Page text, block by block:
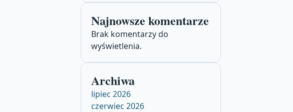
Najnowsze komentarze
Brak komentarzy do
wyświetlenia.
Archiwa
lipiec 2026
czerwiec 2026